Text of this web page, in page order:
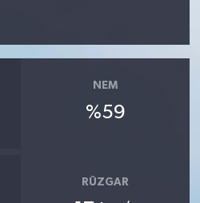
NEM
%59
RÜZGAR